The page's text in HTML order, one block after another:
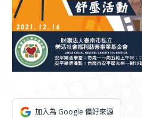
加入為 Google 偏好來源